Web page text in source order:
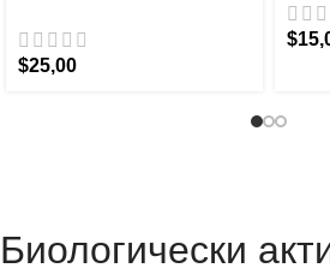
$25,00
$
Биологически